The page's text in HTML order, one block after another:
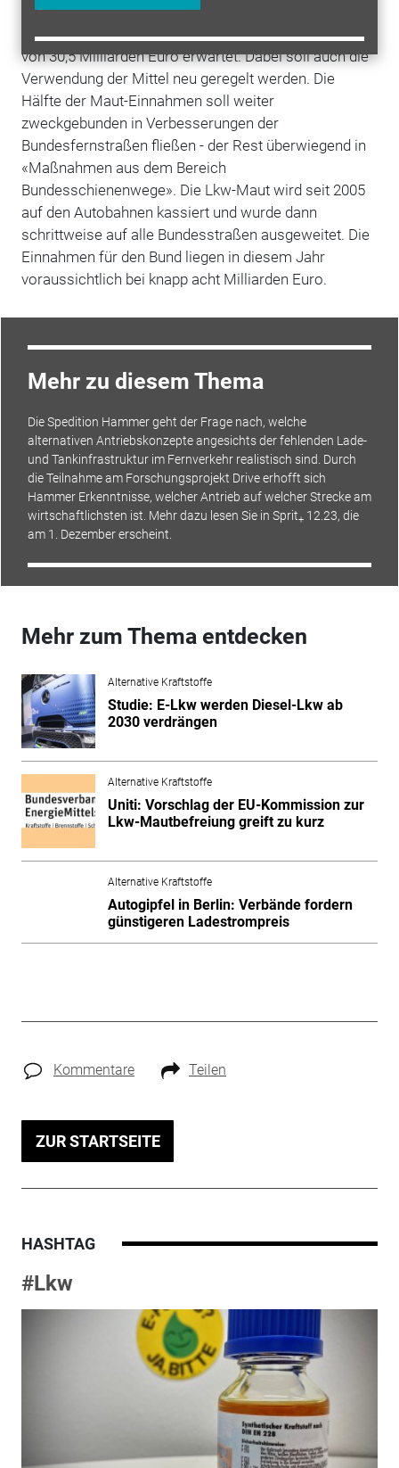
Von 2024 bis 2027 werden dadurch Mehreinnahmen
von 30,5 Milliarden Euro erwartet. Dabei soll auch die
Verwendung der Mittel neu geregelt werden. Die
Hälfte der Maut-Einnahmen soll weiter
zweckgebunden in Verbesserungen der
Bundesfernstraßen fließen - der Rest überwiegend in
«Maßnahmen aus dem Bereich
Bundesschienenwege». Die Lkw-Maut wird seit 2005
auf den Autobahnen kassiert und wurde dann
schrittweise auf alle Bundesstraßen ausgeweitet. Die
Einnahmen für den Bund liegen in diesem Jahr
voraussichtlich bei knapp acht Milliarden Euro.
Mehr zu diesem Thema
Die Spedition Hammer geht der Frage nach, welche
alternativen Antriebskonzepte angesichts der fehlenden Lade-
und Tankinfrastruktur im Fernverkehr realistisch sind. Durch
die Teilnahme am Forschungsprojekt Drive erhofft sich
Hammer Erkenntnisse, welcher Antrieb auf welcher Strecke am
wirtschaftlichsten ist. Mehr dazu lesen Sie in Sprit+ 12.23, die
am 1. Dezember erscheint.
Mehr zum Thema entdecken
Alternative Kraftstoffe
Studie: E-Lkw werden Diesel-Lkw ab
2030 verdrängen
Alternative Kraftstoffe
Uniti: Vorschlag der EU-Kommission zur
Lkw-Mautbefreiung greift zu kurz
Alternative Kraftstoffe
Autogipfel in Berlin: Verbände fordern
günstigeren Ladestrompreis
Kommentare Teilen
ZUR STARTSEITE
HASHTAG
#Lkw